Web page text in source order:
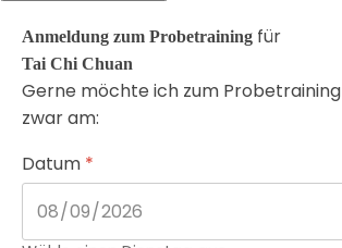
Anmeldung zum Probetraining für
Tai Chi Chuan
Gerne möchte ich zum
zwar am:
Datum *